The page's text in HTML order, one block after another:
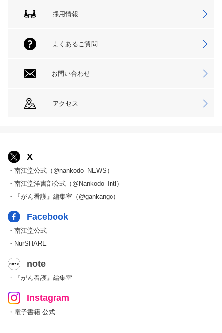
採用情報
よくあるご質問
お問い合わせ
アクセス
X
・南江堂公式（@nankodo_NEWS）
・南江堂洋書部公式（@Nankodo_Intl）
・『がん看護』編集室（@gankango）
Facebook
・南江堂公式
・NurSHARE
note
・『がん看護』編集室
Instagram
・電子書籍 公式